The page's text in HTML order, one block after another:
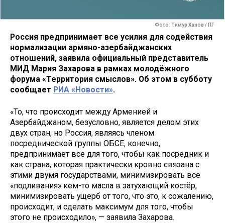
Фото: Тимур Ханов / ПГ
Россия предпринимает все усилия для содействия
нормализации армяно-азербайджанских
отношений, заявила официальный представитель
МИД Мария Захарова в рамках молодёжного
форума «Территория смыслов». Об этом в субботу
сообщает РИА «Новости».
«То, что происходит между Арменией и
Азербайджаном, безусловно, является делом этих
двух стран, но Россия, являясь членом
посреднической группы ОБСЕ, конечно,
предпринимает все для того, чтобы как посредник и
как страна, которая практически кровно связана с
этими двумя государствами, минимизировать все
«подливания» кем-то масла в затухающий костёр,
минимизировать ущерб от того, что это, к сожалению,
происходит, и сделать максимум для того, чтобы
этого не происходило», — заявила Захарова.